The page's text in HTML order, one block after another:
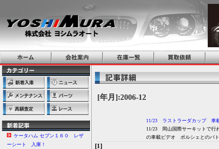
ケータハム セブン１６０ レザ
ーシート 入庫！
[年月]:2006-12
11/23 ラストラーダカップ 車
11/23 岡山国際サーキットで行
の車載ビデオ ポルシェとのバ
[1]